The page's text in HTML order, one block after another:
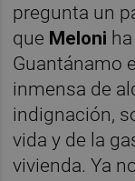
pregunta un
que Meloni
Guantánamo
inmensa de
indignación,
vida y de la
vivienda. Ya